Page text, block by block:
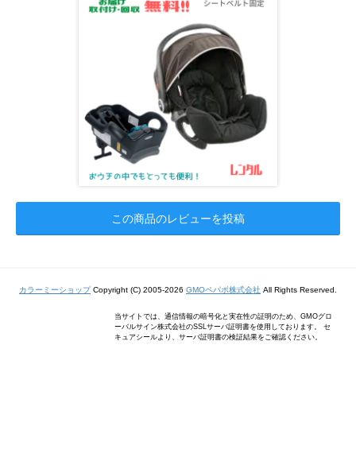
この商品のレビューを投稿
カラーミーショップCopyright (C) 2005-2026 GMOペパボ株式会社 All Rights Reserved.
当サイトでは、通信情報の暗号化と実在性の証明のため、GMOグロ
ーバルサイン株式会社のSSLサーバ証明書を使用しております。 セ
キュアシールより、サーバ証明書の検証結果をご確認ください。